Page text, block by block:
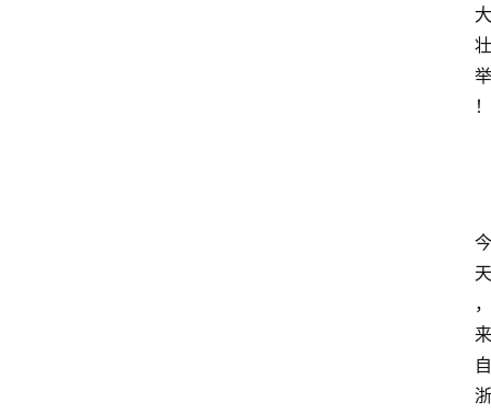
大
壮
举
！
今
天
，
来
自
浙